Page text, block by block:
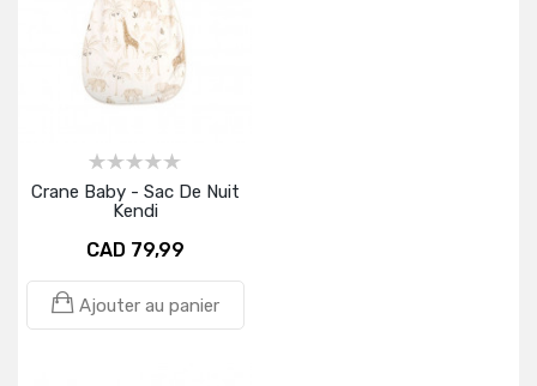
Crane Baby - Sac De Nuit
Kendi
CAD 79,99
Ajouter au panier